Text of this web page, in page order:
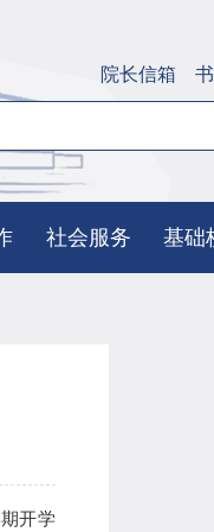
院长信箱
社会服务 基础
开学